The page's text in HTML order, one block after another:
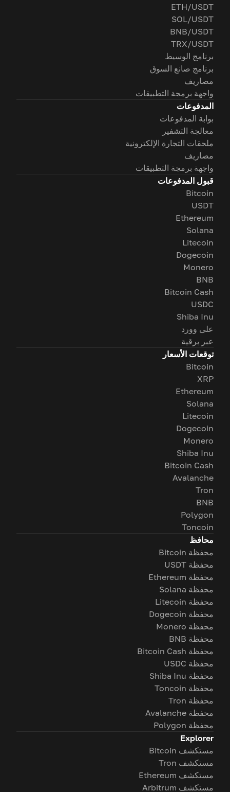
ETH/USDT
SOL/USDT
BNB/USDT
TRX/USDT
برنامج الوسيط
برنامج صانع السوق
مصاريف
واجهة برمجة التطبيقات
المدفوعات
بوابة المدفوعات
معالجة التشفير
ملحقات التجارة الإلكترونية
مصاريف
واجهة برمجة التطبيقات
قبول المدفوعات
Bitcoin
USDT
Ethereum
Solana
Litecoin
Dogecoin
Monero
BNB
Bitcoin Cash
USDC
Shiba Inu
على وورد
عبر برقية
توقعات الأسعار
Bitcoin
XRP
Ethereum
Solana
Litecoin
Dogecoin
Monero
Shiba Inu
Bitcoin Cash
Avalanche
Tron
BNB
Polygon
Toncoin
محافظ
محفظة Bitcoin
محفظة USDT
محفظة Ethereum
محفظة Solana
محفظة Litecoin
محفظة Dogecoin
محفظة Monero
محفظة BNB
محفظة Bitcoin Cash
محفظة USDC
محفظة Shiba Inu
محفظة Toncoin
محفظة Tron
محفظة Avalanche
محفظة Polygon
Explorer
مستكشف Bitcoin
مستكشف Tron
مستكشف Ethereum
مستكشف Arbitrum